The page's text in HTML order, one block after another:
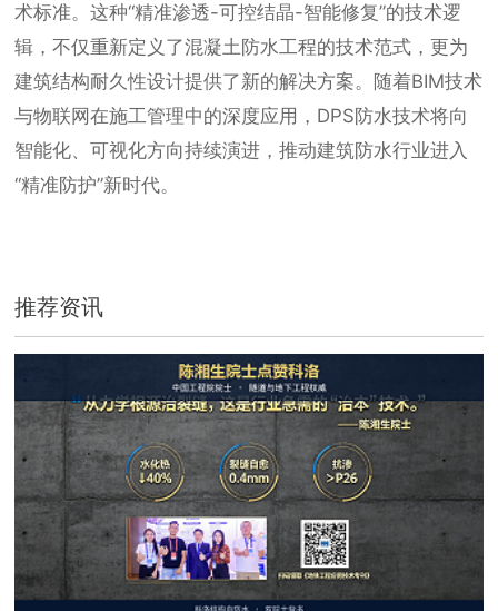
术标准。这种“精准渗透-可控结晶-智能修复”的技术逻
辑，不仅重新定义了混凝土防水工程的技术范式，更为
建筑结构耐久性设计提供了新的解决方案。随着BIM技术
与物联网在施工管理中的深度应用，DPS防水技术将向
智能化、可视化方向持续演进，推动建筑防水行业进入
“精准防护”新时代。
推荐资讯